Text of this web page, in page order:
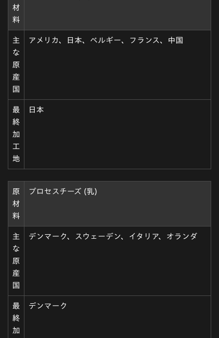
材
料
主
な
原
産
国
アメリカ、日本、ベルギー、フランス、中国
最
終
加
工
地
日本
原
材
料
プロセスチーズ (乳)
主
な
原
産
国
デンマーク、スウェーデン、イタリア、オランダ
最
終
加
デンマーク